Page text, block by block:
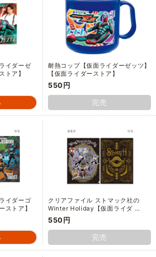
イダーゼ
トア】
耐熱コップ【仮面ライダーゼッツ】
【仮面ライダーストア】
550円
完売
イダーゴ
ストア】
クリアファイル ストマック社の
Winter Holiday【仮面ライダ …
550円
完売